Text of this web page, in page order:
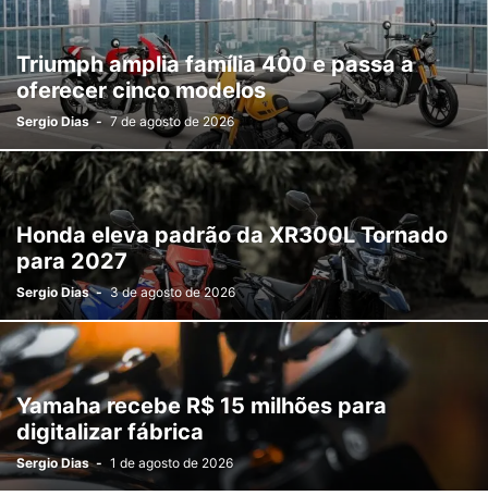
Triumph amplia família 400 e passa a
oferecer cinco modelos
Sergio Dias - 7 de agosto de 2026
Honda eleva padrão da XR300L Tornado
para 2027
Sergio Dias - 3 de agosto de 2026
Yamaha recebe R$ 15 milhões para
digitalizar fábrica
Sergio Dias - 1 de agosto de 2026